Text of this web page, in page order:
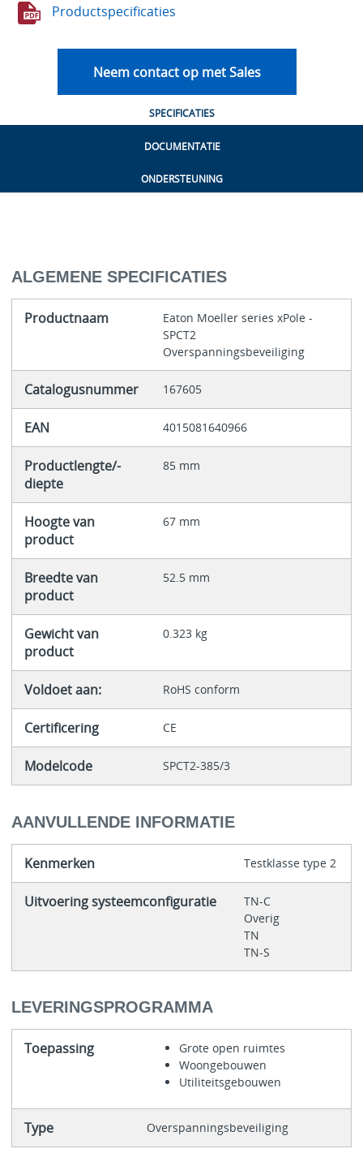
Productspecificaties
Neem contact op met Sales
SPECIFICATIES
DOCUMENTATIE
ONDERSTEUNING
ALGEMENE SPECIFICATIES
Productnaam
Eaton Moeller series xPole -
SPCT2
Overspanningsbeveiliging
Catalogusnummer 167605
EAN 4015081640966
Productlengte/-
diepte
85 mm
Hoogte van
product
67 mm
Breedte van
product
52.5 mm
Gewicht van
product
0.323 kg
Voldoet aan: RoHS conform
Certificering CE
Modelcode SPCT2-385/3
AANVULLENDE INFORMATIE
Kenmerken Testklasse type 2
Uitvoering systeemconfiguratie
TN-C
Overig
TN
TN-S
LEVERINGSPROGRAMMA
Toepassing
Grote open ruimtes
Woongebouwen
Utiliteitsgebouwen
Type Overspanningsbeveiliging